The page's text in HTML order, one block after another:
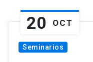
20 OCT
Seminarios